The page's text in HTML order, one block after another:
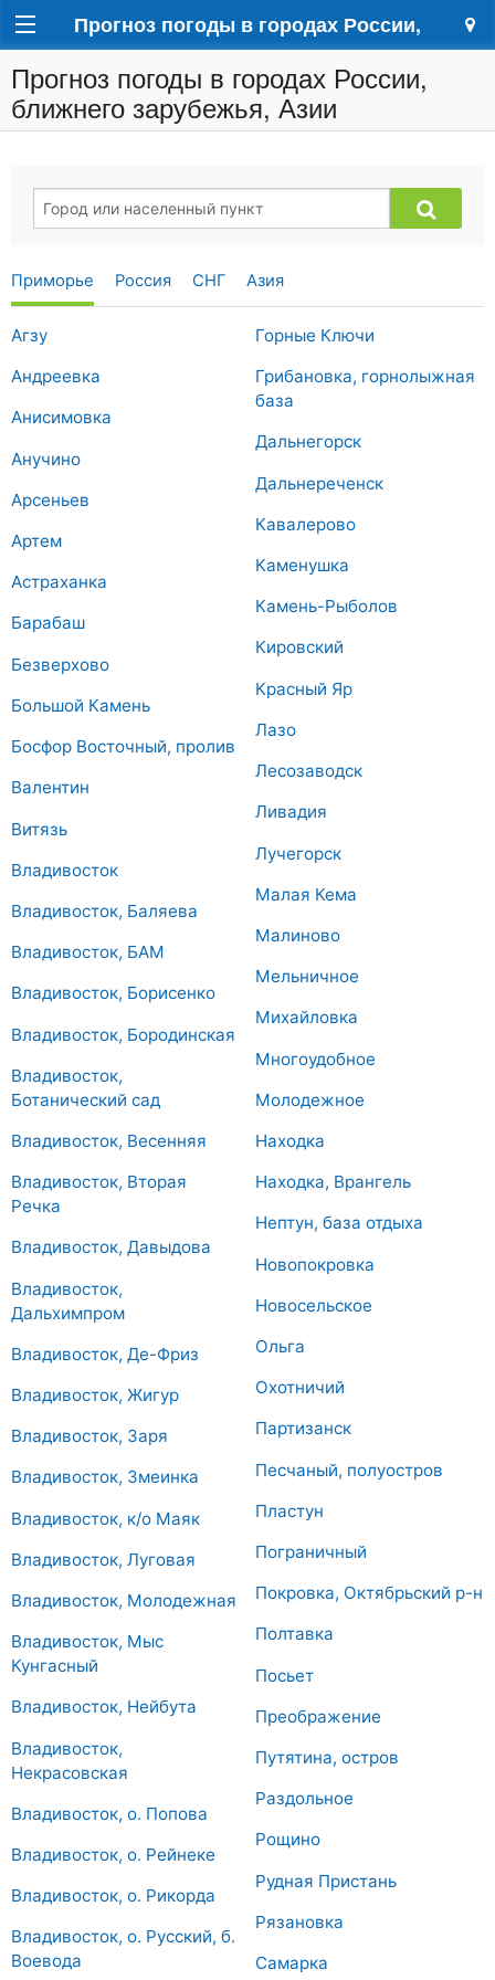
Прогноз погоды в городах России,
ближнего зарубежья, Азии
Прогноз погоды в городах России,
ближнего зарубежья, Азии
Приморье Россия СНГ Азия
Агзу
Андреевка
Анисимовка
Анучино
Арсеньев
Артем
Астраханка
Барабаш
Безверхово
Большой Камень
Босфор Восточный, пролив
Валентин
Витязь
Владивосток
Владивосток, Баляева
Владивосток, БАМ
Владивосток, Борисенко
Владивосток, Бородинская
Владивосток,
Ботанический сад
Владивосток, Весенняя
Владивосток, Вторая
Речка
Владивосток, Давыдова
Владивосток,
Дальхимпром
Владивосток, Де-Фриз
Владивосток, Жигур
Владивосток, Заря
Владивосток, Змеинка
Владивосток, к/о Маяк
Владивосток, Луговая
Владивосток, Молодежная
Владивосток, Мыс
Кунгасный
Владивосток, Нейбута
Владивосток,
Некрасовская
Владивосток, о. Попова
Владивосток, о. Рейнеке
Владивосток, о. Рикорда
Владивосток, о. Русский, б.
Воевода
Горные Ключи
Грибановка, горнолыжная
база
Дальнегорск
Дальнереченск
Кавалерово
Каменушка
Камень-Рыболов
Кировский
Красный Яр
Лазо
Лесозаводск
Ливадия
Лучегорск
Малая Кема
Малиново
Мельничное
Михайловка
Многоудобное
Молодежное
Находка
Находка, Врангель
Нептун, база отдыха
Новопокровка
Новосельское
Ольга
Охотничий
Партизанск
Песчаный, полуостров
Пластун
Пограничный
Покровка, Октябрьский р-н
Полтавка
Посьет
Преображение
Путятина, остров
Раздольное
Рощино
Рудная Пристань
Рязановка
Самарка